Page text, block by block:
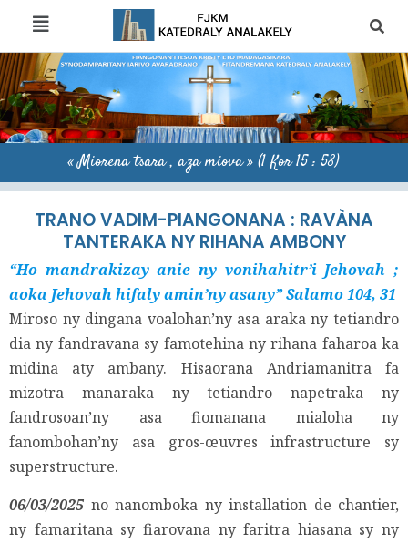
« Miorena tsara , aza miova » (1 Kor 15 : 58)
TRANO VADIM-PIANGONANA : RAVÀNA
TANTERAKA NY RIHANA AMBONY
“Ho mandrakizay anie ny vonihahitr’i Jehovah ;
aoka Jehovah hifaly amin’ny asany” Salamo 104, 31
Miroso ny dingana voalohan’ny asa araka ny tetiandro
dia ny fandravana sy famotehina ny rihana faharoa ka
midina aty ambany. Hisaorana Andriamanitra fa
mizotra manaraka ny tetiandro napetraka ny
fandrosoan’ny asa fiomanana mialoha ny
fanombohan’ny asa gros-œuvres infrastructure sy
superstructure.
06/03/2025 no nanomboka ny installation de chantier,
ny famaritana sy fiarovana ny faritra hiasana sy ny